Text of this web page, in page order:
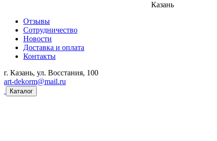
Казань
Отзывы
Сотрудничество
Новости
Доставка и оплата
Контакты
г. Казань, ул. Восстания, 100
art-dekorm@mail.ru
Каталог